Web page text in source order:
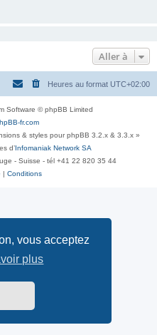
vous acceptez
plus
Aller à
Heures au format UTC+02:00
Software © phpBB Limited
fr.com
& styles pour phpBB 3.2.x & 3.3.x »
d’ Infomaniak Network SA
- Suisse - tél +41 22 820 35 44
Conditions